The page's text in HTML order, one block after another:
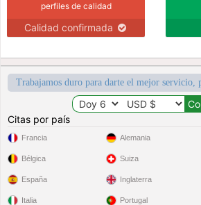
perfiles de calidad
Calidad confirmada
Trabajamos duro para darte el mejor servicio,
Citas por país
Francia
Bélgica
España
Italia
Alemania
Suiza
Inglaterra
Portugal